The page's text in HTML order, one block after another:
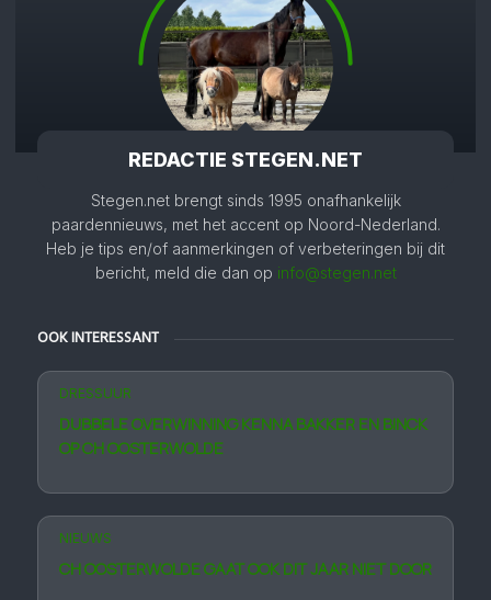
REDACTIE STEGEN.NET
Stegen.net brengt sinds 1995 onafhankelijk
paardennieuws, met het accent op Noord-Nederland.
Heb je tips en/of aanmerkingen of verbeteringen bij dit
bericht, meld die dan op info@stegen.net
OOK INTERESSANT
DRESSUUR
DUBBELE OVERWINNING KENNA BAKKER EN BINCK
OP CH OOSTERWOLDE
NIEUWS
CH OOSTERWOLDE GAAT OOK DIT JAAR NIET DOOR